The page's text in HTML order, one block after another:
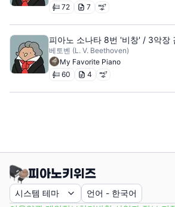
72 7
피아노 소나타 8번 '비창' / 3악장
베토벤 (L. V. Beethoven)
My Favorite Piano
60 4
시스템 테마 언어 - 한국어